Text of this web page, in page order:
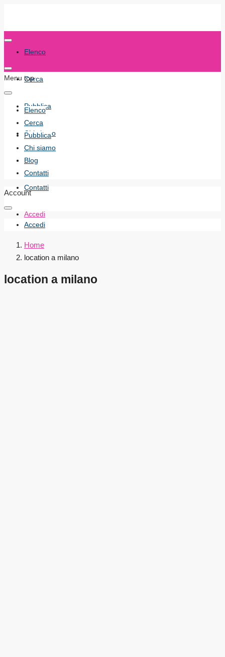
Elenco
Cerca
Pubblica
Chi siamo
Blog
Contatti
Accedi
Menu top
Elenco
Cerca
Pubblica
Chi siamo
Blog
Contatti
Account
Accedi
Home
location a milano
location a milano